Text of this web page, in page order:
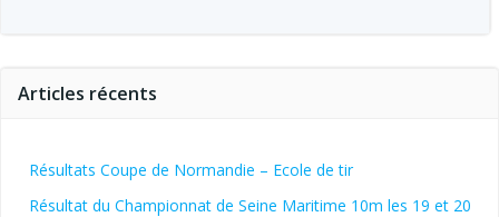
Articles récents
Résultats Coupe de Normandie – Ecole de tir
Résultat du Championnat de Seine Maritime 10m les 19 et 20